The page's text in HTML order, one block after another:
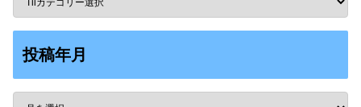
投稿年月